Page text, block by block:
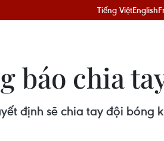
Tiếng ViệtEnglish
báo chia
định sẽ chia tay đội bóng